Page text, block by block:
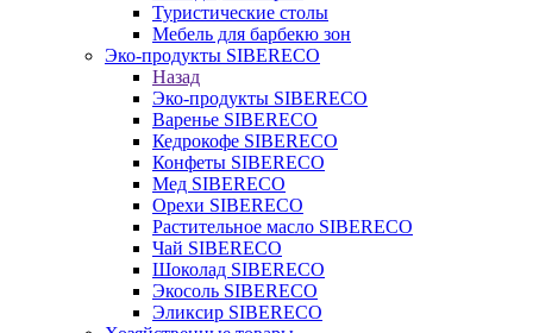
Туристические столы
Мебель для барбекю зон
Эко-продукты SIBERECO
Назад
Эко-продукты SIBERECO
Варенье SIBERECO
Кедрокофе SIBERECO
Конфеты SIBERECO
Мед SIBERECO
Орехи SIBERECO
Растительное масло SIBERECO
Чай SIBERECO
Шоколад SIBERECO
Экосоль SIBERECO
Эликсир SIBERECO